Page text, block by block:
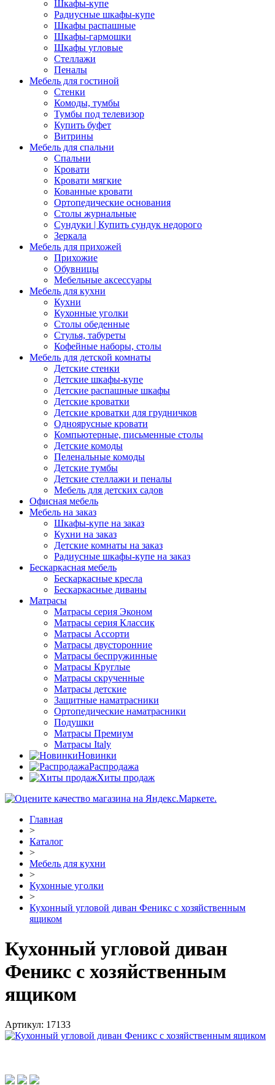
Шкафы-купе
Радиусные шкафы-купе
Шкафы распашные
Шкафы-гармошки
Шкафы угловые
Стеллажи
Пеналы
Мебель для гостиной
Стенки
Комоды, тумбы
Тумбы под телевизор
Купить буфет
Витрины
Мебель для спальни
Спальни
Кровати
Кровати мягкие
Кованные кровати
Ортопедические основания
Столы журнальные
Сундуки | Купить сундук недорого
Зеркала
Мебель для прихожей
Прихожие
Обувницы
Мебельные аксессуары
Мебель для кухни
Кухни
Кухонные уголки
Столы обеденные
Стулья, табуреты
Кофейные наборы, столы
Мебель для детской комнаты
Детские стенки
Детские шкафы-купе
Детские распашные шкафы
Детские кроватки
Детские кроватки для грудничков
Одноярусные кровати
Компьютерные, письменные столы
Детские комоды
Пеленальные комоды
Детские тумбы
Детские стеллажи и пеналы
Мебель для детских садов
Офисная мебель
Мебель на заказ
Шкафы-купе на заказ
Кухни на заказ
Детские комнаты на заказ
Радиусные шкафы-купе на заказ
Бескаркасная мебель
Бескаркасные кресла
Бескаркасные диваны
Матрасы
Матрасы серия Эконом
Матрасы серия Классик
Матрасы Ассорти
Матрасы двусторонние
Матрасы беспружинные
Матрасы Круглые
Матрасы скрученные
Матрасы детские
Защитные наматрасники
Ортопедические наматрасники
Подушки
Матрасы Премиум
Матрасы Italy
Новинки
Распродажа
Хиты продаж
Главная
>
Каталог
>
Мебель для кухни
>
Кухонные уголки
>
Кухонный угловой диван Феникс с хозяйственным
ящиком
Кухонный угловой диван
Феникс с хозяйственным
ящиком
Артикул: 17133